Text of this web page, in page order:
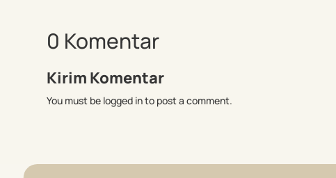
0 Komentar
Kirim Komentar
You must be logged in to post a comment.